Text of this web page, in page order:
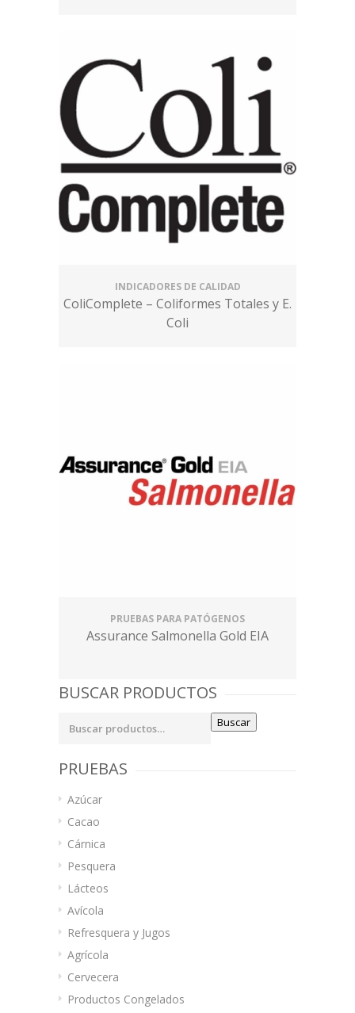
INDICADORES DE CALIDAD
ColiComplete – Coliformes Totales y E.
Coli
PRUEBAS PARA PATÓGENOS
Assurance Salmonella Gold EIA
BUSCAR PRODUCTOS
Buscar
PRUEBAS
Azúcar
Cacao
Cárnica
Pesquera
Lácteos
Avícola
Refresquera y Jugos
Agrícola
Cervecera
Productos Congelados